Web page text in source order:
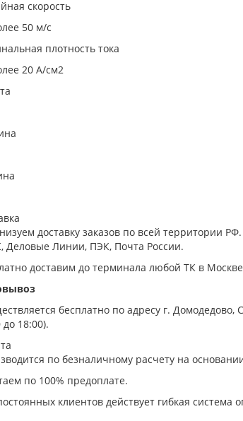
скорость
50 м/с
плотность тока
20 А/см2
доставку заказов по всей территории
Деловые Линии, ПЭК, Почта России.
доставим до терминала любой ТК в
бесплатно по адресу г.
до 18:00).
по безналичному расчету на
по 100% предоплате.
клиентов действует гибкая система